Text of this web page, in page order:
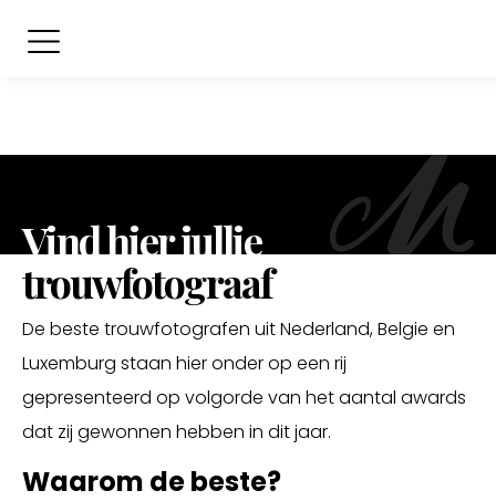
Vind hier jullie
trouwfotograaf
De beste trouwfotografen uit Nederland, Belgie en
Luxemburg staan hier onder op een rij
gepresenteerd op volgorde van het aantal awards
dat zij gewonnen hebben in dit jaar.
Waarom de beste?